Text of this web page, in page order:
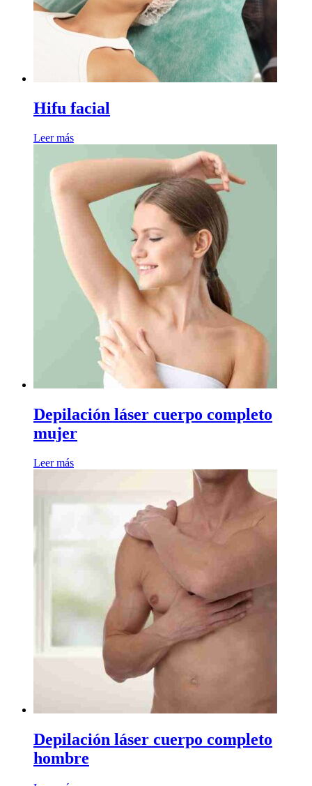
Hifu facial
Leer más
Depilación láser cuerpo completo
mujer
Leer más
Depilación láser cuerpo completo
hombre